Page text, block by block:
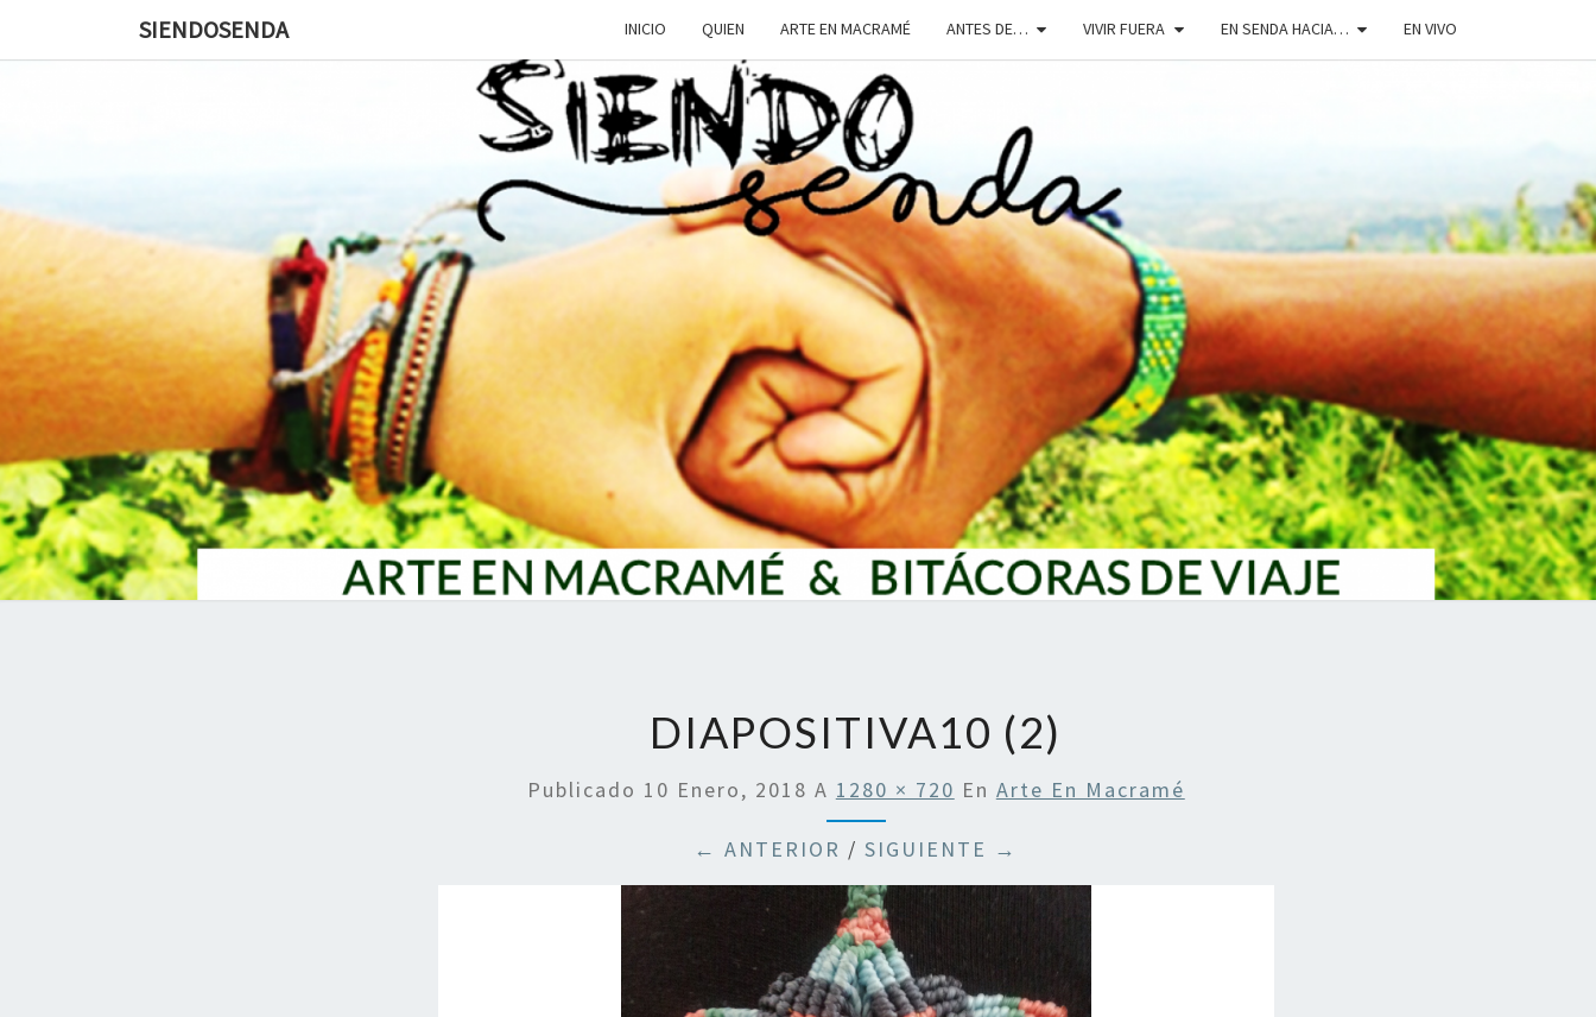
SIENDOSENDA INICIO QUIEN ARTE EN MACRAMÉ ANTES DE… VIVIR FUERA EN SENDA HACIA… EN VIVO
SIENDOSENDA
DIAPOSITIVA10 (2)
Publicado 10 Enero, 2018 A 1280 × 720 En Arte En Macramé
← ANTERIOR /SIGUIENTE →